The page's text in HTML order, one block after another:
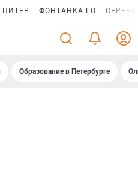
ФОНТАНКА ГО
Образование в Петербурге